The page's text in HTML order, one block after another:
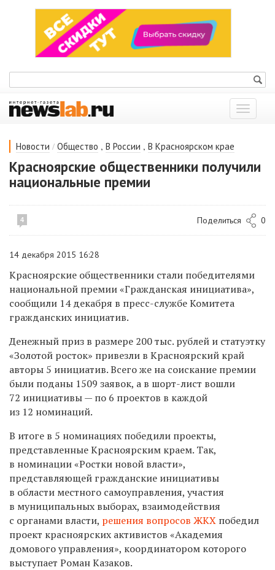
Показать
меню
Новости / Общество , В России , В Красноярском крае
Красноярские общественники получили
национальные премии
4 Поделиться 0
14 декабря 2015 16:28
Красноярские общественники стали победителями
национальной премии «Гражданская инициатива»,
сообщили 14 декабря в пресс-службе Комитета
гражданских инициатив.
Денежный приз в размере 200 тыс. рублей и статуэтку
«Золотой росток» привезли в Красноярский край
авторы 5 инициатив. Всего же на соискание премии
были поданы 1509 заявок, а в шорт-лист вошли
72 инициативы — по 6 проектов в каждой
из 12 номинаций.
В итоге в 5 номинациях победили проекты,
представленные Красноярским краем. Так,
в номинации «Ростки новой власти»,
представляющей гражданские инициативы
в области местного самоуправления, участия
в муниципальных выборах, взаимодействия
с органами власти, решения вопросов ЖКХ победил
проект красноярских активистов «Академия
домового управления», координатором которого
выступает Роман Казаков.